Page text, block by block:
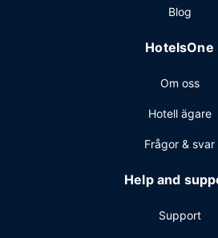
tillkommer) erbjuds på plats.Blog
HotelsOne
Om oss
Hotell ägare
Frågor & svar
Help and
Support